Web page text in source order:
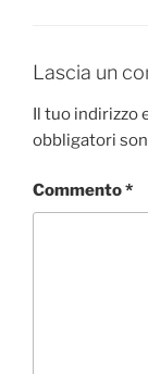
Lascia un
Il tuo indirizzo
obbligatori
Commento*